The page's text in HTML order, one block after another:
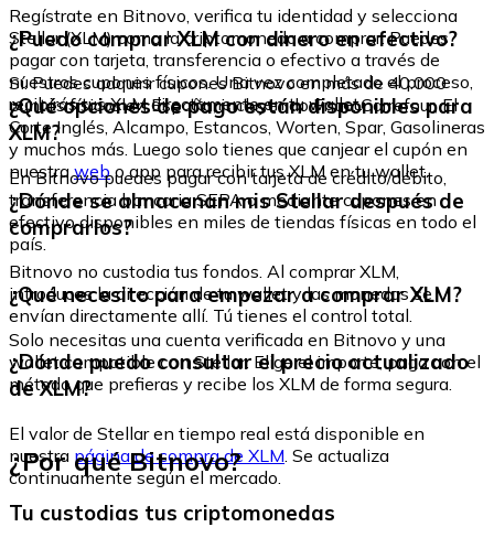
Regístrate en Bitnovo, verifica tu identidad y selecciona
Stellar (XLM) como la criptomoneda a comprar. Puedes
pagar con tarjeta, transferencia o efectivo a través de
nuestros cupones físicos. Una vez completado el proceso,
recibirás tus XLM directamente en tu wallet.
¿Puedo comprar XLM con dinero en efectivo?
Sí. Puedes adquirir cupones Bitnovo en más de 40.000
puntos físicos en España, incluyendo Fnac, Carrefour, El
Corte Inglés, Alcampo, Estancos, Worten, Spar, Gasolineras
y muchos más. Luego solo tienes que canjear el cupón en
nuestrawebo app para recibir tus XLM en tu wallet.
¿Qué opciones de pago están disponibles para
XLM?
En Bitnovo puedes pagar con tarjeta de crédito/débito,
transferencia bancaria SEPA o mediante cupones en
efectivo disponibles en miles de tiendas físicas en todo el
país.
¿Dónde se almacenan mis Stellar después de
comprarlos?
Bitnovo no custodia tus fondos. Al comprar XLM,
introduces la dirección de tu wallet y las monedas se
envían directamente allí. Tú tienes el control total.
¿Qué necesito para empezar a comprar XLM?
Solo necesitas una cuenta verificada en Bitnovo y una
wallet compatible con Stellar. Elige el importe, paga con el
método que prefieras y recibe los XLM de forma segura.
¿Dónde puedo consultar el precio actualizado
de XLM?
El valor de Stellar en tiempo real está disponible en
nuestra página de compra de XLM. Se actualiza
continuamente según el mercado.
¿Por qué Bitnovo?
Tu custodias tus criptomonedas